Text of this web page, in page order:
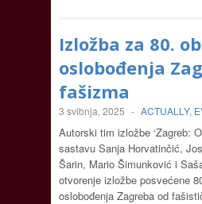
Izložba za 80.
oslobođenja
fašizma
3 svibnja, 2025 - ACTUALLY,
Autorski tim izložbe ‘Zagreb:
sastavu Sanja Horvatinčić,
Šarin, Mario Šimunković i
otvorenje izložbe posvećene
oslobođenja Zagreba od